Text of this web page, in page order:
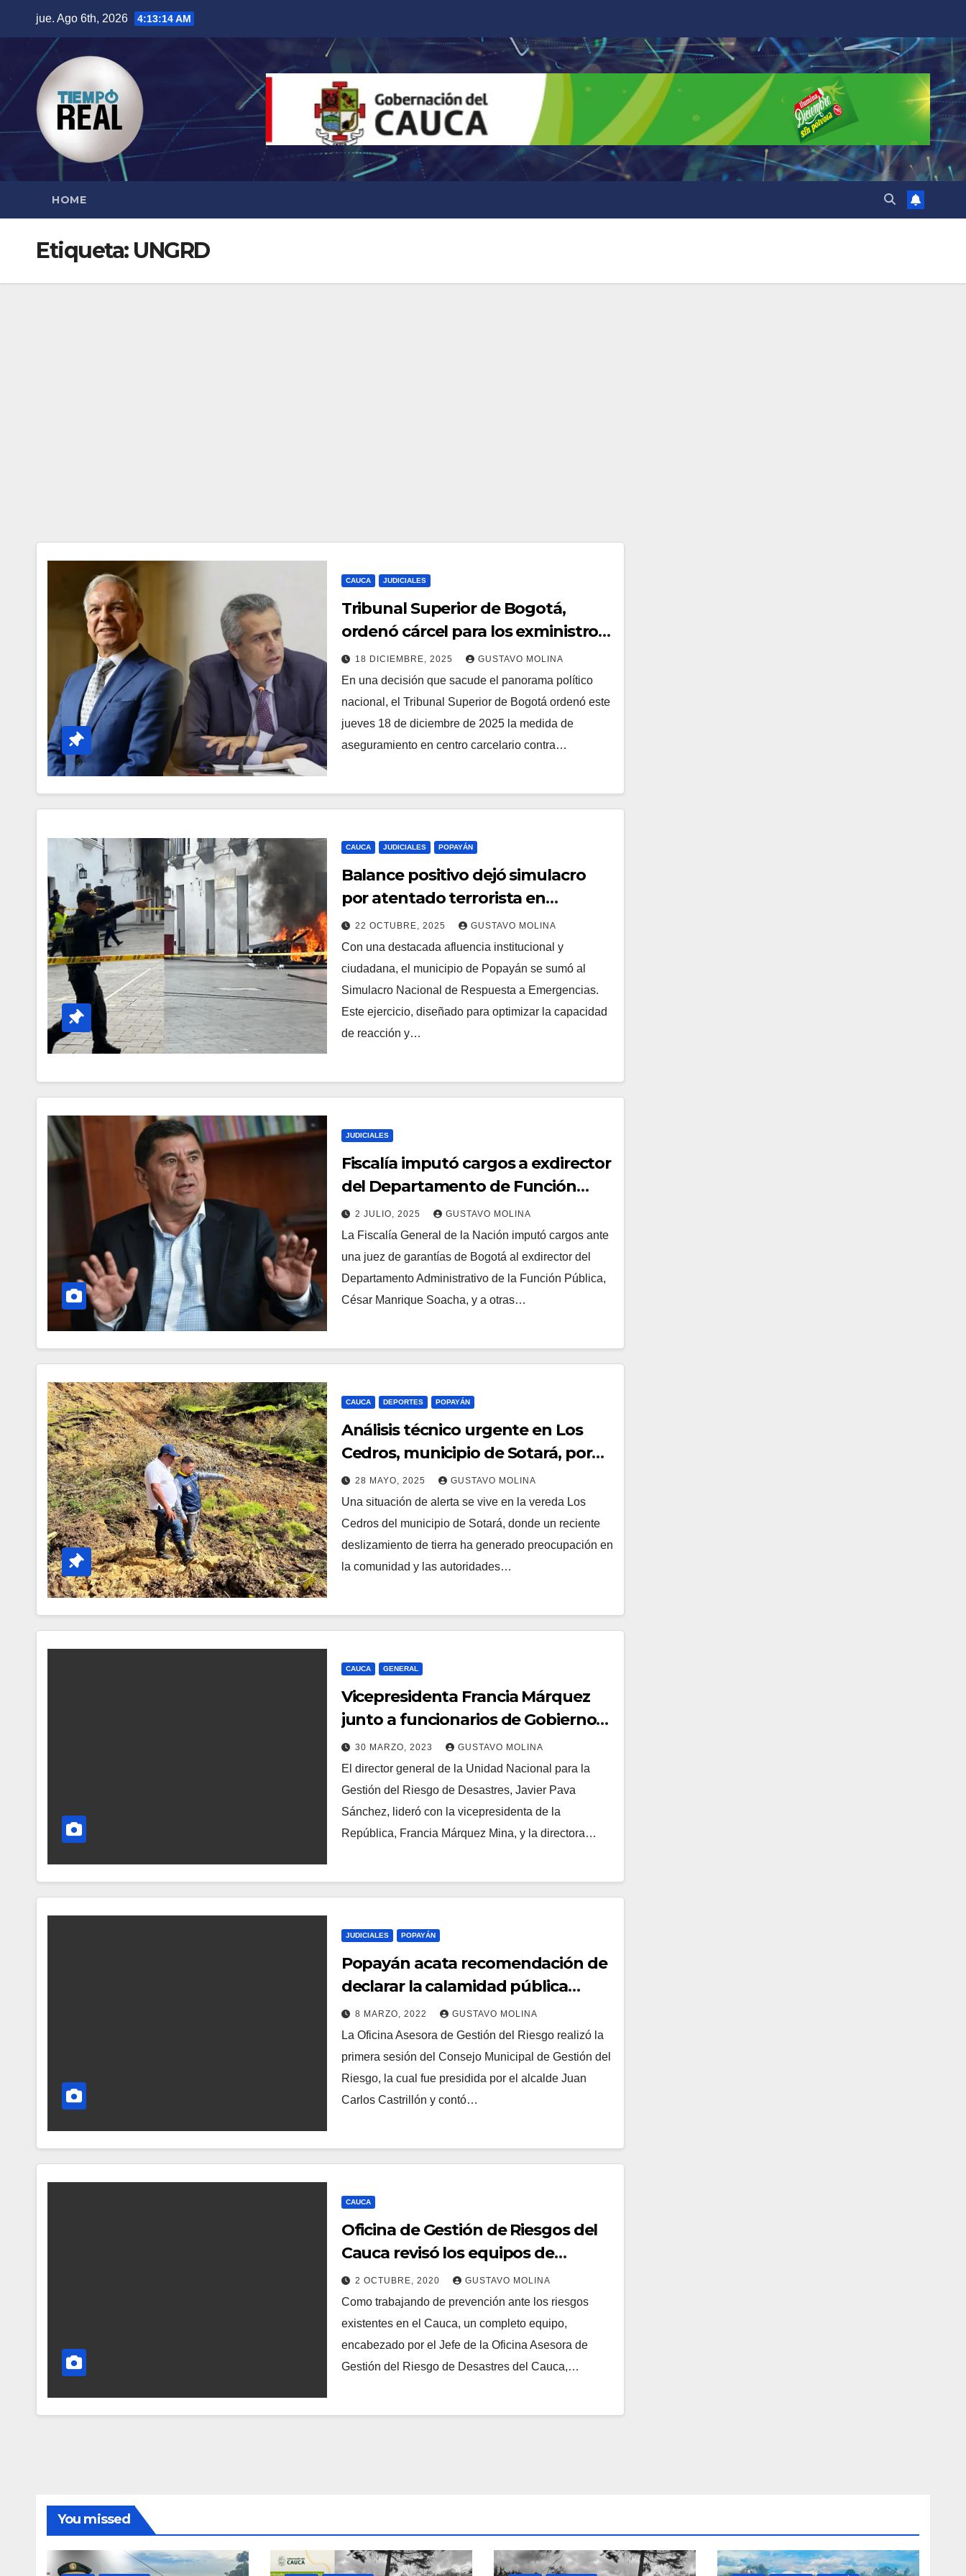
contenido
jue. Ago 6th, 2026 4:13:15 AM
HOME
Etiqueta: UNGRD
CAUCA JUDICIALES
Tribunal Superior de Bogotá,
ordenó cárcel para los exministros
Luis Fernando Velasco y Ricardo
Bonilla por el caso UNGRD
18 DICIEMBRE, 2025 GUSTAVO MOLINA
En una decisión que sacude el panorama político
nacional, el Tribunal Superior de Bogotá ordenó este
jueves 18 de diciembre de 2025 la medida de
aseguramiento en centro carcelario contra…
CAUCA JUDICIALES POPAYÁN
Balance positivo dejó simulacro
por atentado terrorista en
Popayán
22 OCTUBRE, 2025 GUSTAVO MOLINA
Con una destacada afluencia institucional y
ciudadana, el municipio de Popayán se sumó al
Simulacro Nacional de Respuesta a Emergencias.
Este ejercicio, diseñado para optimizar la capacidad
de reacción y…
JUDICIALES
Fiscalía imputó cargos a exdirector
del Departamento de Función
Pública y 7 personas más por
direccionamiento de contratos en
la UNGRD
2 JULIO, 2025 GUSTAVO MOLINA
La Fiscalía General de la Nación imputó cargos ante
una juez de garantías de Bogotá al exdirector del
Departamento Administrativo de la Función Pública,
César Manrique Soacha, y a otras…
CAUCA DEPORTES POPAYÁN
Análisis técnico urgente en Los
Cedros, municipio de Sotará, por
riesgo de deslizamiento
28 MAYO, 2025 GUSTAVO MOLINA
Una situación de alerta se vive en la vereda Los
Cedros del municipio de Sotará, donde un reciente
deslizamiento de tierra ha generado preocupación en
la comunidad y las autoridades…
CAUCA GENERAL
Vicepresidenta Francia Márquez
junto a funcionarios de Gobierno
llegaron a Suárez, Cauca, para
atender a damnificados por
invierno
30 MARZO, 2023 GUSTAVO MOLINA
El director general de la Unidad Nacional para la
Gestión del Riesgo de Desastres, Javier Pava
Sánchez, lideró con la vicepresidenta de la
República, Francia Márquez Mina, y la directora…
JUDICIALES POPAYÁN
Popayán acata recomendación de
declarar la calamidad pública
debido a las afectaciones
causadas por las lluvias
8 MARZO, 2022 GUSTAVO MOLINA
La Oficina Asesora de Gestión del Riesgo realizó la
primera sesión del Consejo Municipal de Gestión del
Riesgo, la cual fue presidida por el alcalde Juan
Carlos Castrillón y contó…
CAUCA
Oficina de Gestión de Riesgos del
Cauca revisó los equipos de
monitoreo
2 OCTUBRE, 2020 GUSTAVO MOLINA
Como trabajando de prevención ante los riesgos
existentes en el Cauca, un completo equipo,
encabezado por el Jefe de la Oficina Asesora de
Gestión del Riesgo de Desastres del Cauca,…
You missed